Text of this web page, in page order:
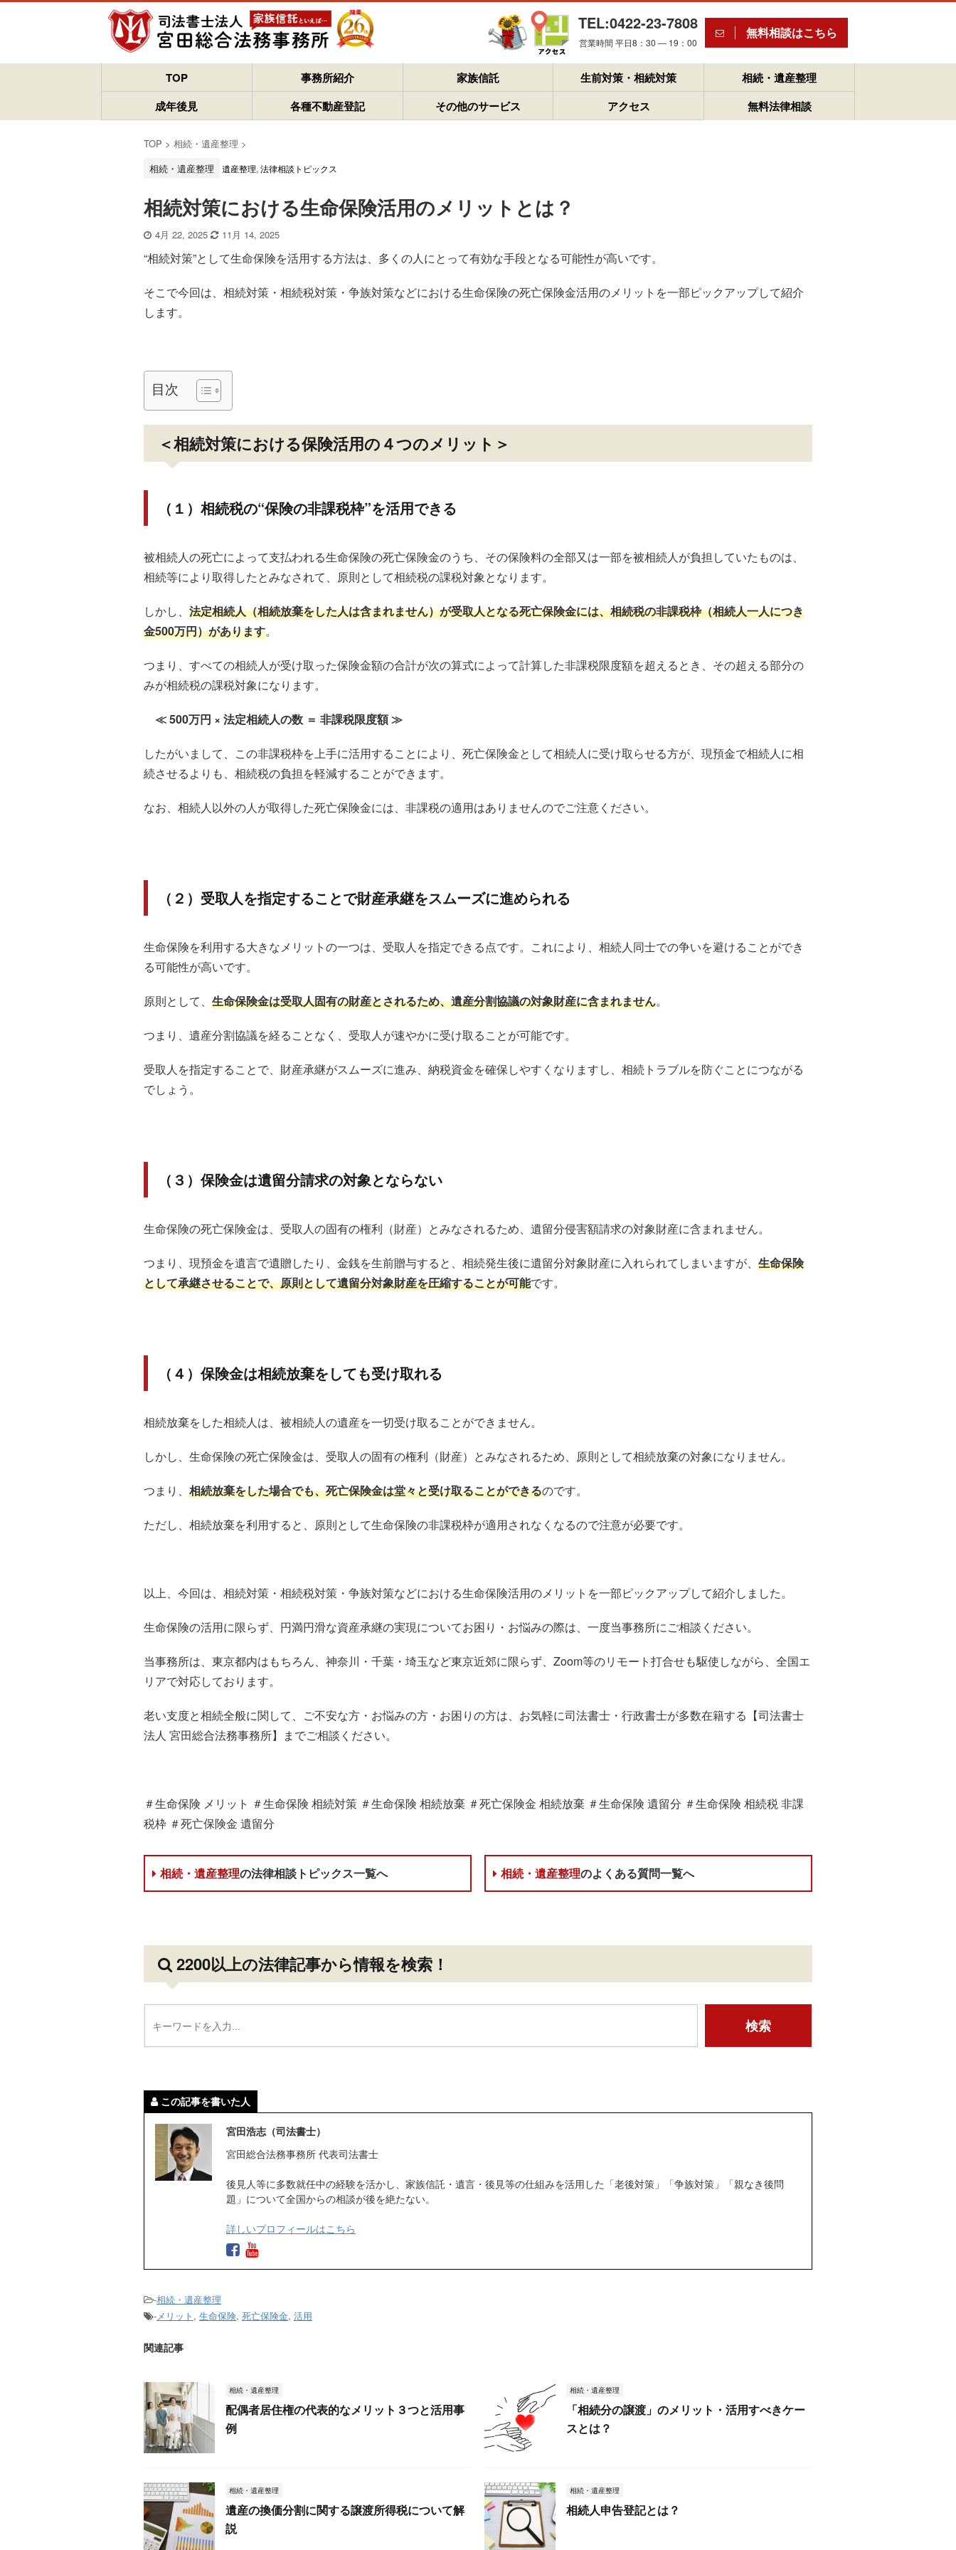
TEL:0422-23-7808
営業時間 平日8：30 ― 19：00
無料相談はこちら
TOP 事務所紹介 家族信託 生前対策・相続対策
相続・遺産整理
成年後見
各種不動産登記 その他のサービス アクセス 無料法律相談
TOP > 相続・遺産整理 >
相続・遺産整理
遺産整理, 法律相談トピックス
相続対策における生命保険活用のメリットとは？
4月 22, 2025 11月 14, 2025
“相続対策”として生命保険を活用する方法は、多くの人にとって有効な手段となる可能性が高いです。
そこで今回は、相続対策・相続税対策・争族対策などにおける生命保険の死亡保険金活用のメリットを一部ピックアップして紹介
します。
目次
＜相続対策における保険活用の４つのメリット＞
（１）相続税の“保険の非課税枠”を活用できる
被相続人の死亡によって支払われる生命保険の死亡保険金のうち、その保険料の全部又は一部を被相続人が負担していたものは、
相続等により取得したとみなされて、原則として相続税の課税対象となります。
しかし、 法定相続人（相続放棄をした人は含まれません）が受取人となる死亡保険金には、相続税の非課税枠（相続人一人につき
金500万円）があります。
つまり、すべての相続人が受け取った保険金額の合計が次の算式によって計算した非課税限度額を超えるとき、その超える部分の
みが相続税の課税対象になります。
≪ 500万円 × 法定相続人の数 ＝ 非課税限度額 ≫
したがいまして、この非課税枠を上手に活用することにより、死亡保険金として相続人に受け取らせる方が、現預金で相続人に相
続させるよりも、相続税の負担を軽減することができます。
なお、相続人以外の人が取得した死亡保険金には、非課税の適用はありませんのでご注意ください。
（２）受取人を指定することで財産承継をスムーズに進められる
生命保険を利用する大きなメリットの一つは、受取人を指定できる点です。これにより、相続人同士での争いを避けることができ
る可能性が高いです。
原則として、 生命保険金は受取人固有の財産とされるため、遺産分割協議の対象財産に含まれません。
つまり、遺産分割協議を経ることなく、受取人が速やかに受け取ることが可能です。
受取人を指定することで、財産承継がスムーズに進み、納税資金を確保しやすくなりますし、相続トラブルを防ぐことにつながる
でしょう。
（３）保険金は遺留分請求の対象とならない
生命保険の死亡保険金は、受取人の固有の権利（財産）とみなされるため、遺留分侵害額請求の対象財産に含まれません。
つまり、現預金を遺言で遺贈したり、金銭を生前贈与すると、相続発生後に遺留分対象財産に入れられてしまいますが、 生命保険
として承継させることで、原則として遺留分対象財産を圧縮することが可能です。
（４）保険金は相続放棄をしても受け取れる
相続放棄をした相続人は、被相続人の遺産を一切受け取ることができません。
しかし、生命保険の死亡保険金は、受取人の固有の権利（財産）とみなされるため、原則として相続放棄の対象になりません。
つまり、 相続放棄をした場合でも、死亡保険金は堂々と受け取ることができるのです。
ただし、相続放棄を利用すると、原則として生命保険の非課税枠が適用されなくなるので注意が必要です。
以上、今回は、相続対策・相続税対策・争族対策などにおける生命保険活用のメリットを一部ピックアップして紹介しました。
生命保険の活用に限らず、円満円滑な資産承継の実現についてお困り・お悩みの際は、一度当事務所にご相談ください。
当事務所は、東京都内はもちろん、神奈川・千葉・埼玉など東京近郊に限らず、Zoom等のリモート打合せも駆使しながら、全国エ
リアで対応しております。
老い支度と相続全般に関して、ご不安な方・お悩みの方・お困りの方は、お気軽に司法書士・行政書士が多数在籍する【司法書士
法人 宮田総合法務事務所】までご相談ください。
＃生命保険 メリット ＃生命保険 相続対策 ＃生命保険 相続放棄 ＃死亡保険金 相続放棄 ＃生命保険 遺留分 ＃生命保険 相続税 非課
税枠 ＃死亡保険金 遺留分
相続・遺産整理の法律相談トピックス一覧へ 相続・遺産整理のよくある質問一覧へ
2200以上の法律記事から情報を検索！
この記事を書いた人
宮田浩志（司法書士）
宮田総合法務事務所 代表司法書士
後見人等に多数就任中の経験を活かし、家族信託・遺言・後見等の仕組みを活用した「老後対策」「争族対策」「親なき後問
題」について全国からの相談が後を絶たない。
詳しいプロフィールはこちら
-相続・遺産整理
-メリット , 生命保険, 死亡保険金, 活用
関連記事
相続・遺産整理
配偶者居住権の代表的なメリット３つと活用事
例
相続・遺産整理
「相続分の譲渡」のメリット・活用すべきケー
スとは？
相続・遺産整理
遺産の換価分割に関する譲渡所得税について解
説
相続・遺産整理
相続人申告登記とは？